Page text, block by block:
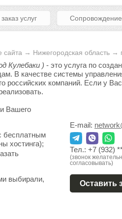
услуг Сопровождение
сайта → Нижегородская область →
Кулебаки ) - это услуга по
В качестве системы
российских компаний. Если у
Вашего
бесплатным
хостинга);
выбирали,
E-mail:
Тел.: +7 (932)
(звонок
согласовывать)
Оставить